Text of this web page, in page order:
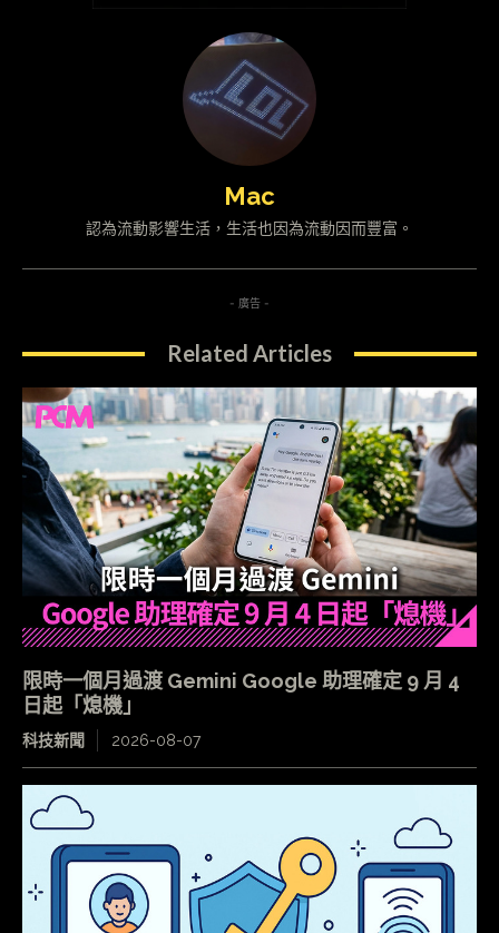
Mac
認為流動影響生活，生活也因為流動因而豐富。
- 廣告 -
Related Articles
限時一個月過渡 Gemini Google 助理確定 9 月 4
日起「熄機」
科技新聞 2026-08-07